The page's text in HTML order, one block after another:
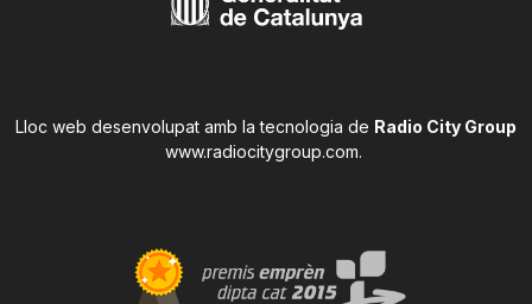
Lloc web desenvolupat amb la tecnologia de Radio City Group
www.radiocitygroup.com.